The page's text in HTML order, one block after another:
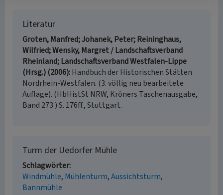
Literatur
Groten, Manfred; Johanek, Peter; Reininghaus,
Wilfried; Wensky, Margret / Landschaftsverband
Rheinland; Landschaftsverband Westfalen-Lippe
(Hrsg.) (2006) Handbuch der Historischen Stätten
Nordrhein-Westfalen. (3. völlig neu bearbeitete
Auflage). (HbHistSt NRW, Kröners Taschenausgabe,
Band 273.) S. 176ff., Stuttgart.
Turm der Uedorfer Mühle
Schlagwörter
Windmühle Mühlenturm Aussichtsturm
Bannmühle